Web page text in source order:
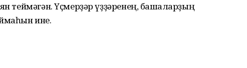
теймәгән. Үҫмерҙәр үҙҙәренең, башҡаларҙың
ине.